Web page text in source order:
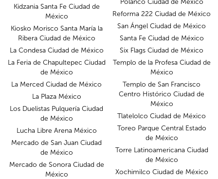
Kidzania Santa Fe Ciudad de
México
Kiosko Morisco Santa María la
Ribera Ciudad de México
La Condesa Ciudad de México
La Feria de Chapultepec Ciudad
de México
La Merced Ciudad de México
La Plaza México
Los Duelistas Pulquería Ciudad
de México
Lucha Libre Arena México
Mercado de San Juan Ciudad
de México
Mercado de Sonora Ciudad de
México
Polanco Ciudad de México
Reforma 222 Ciudad de México
San Ángel Ciudad de México
Santa Fe Ciudad de México
Six Flags Ciudad de México
Templo de la Profesa Ciudad de
México
Templo de San Francisco
Centro Histórico Ciudad de
México
Tlatelolco Ciudad de México
Toreo Parque Central Estado
de México
Torre Latinoamericana Ciudad
de México
Xochimilco Ciudad de México